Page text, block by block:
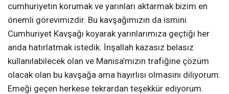
cumhuriyetin korumak ve yarınları aktarmak bizim en
önemli görevimizdir. Bu kavşağımızın da ismini
Cumhuriyet Kavşağı koyarak yarınlarımıza geçtiği her
anda hatırlatmak istedik. İnşallah kazasız belasız
kullanılabilecek olan ve Manisa’mızın trafiğine çözüm
olacak olan bu kavşağa ama hayırlısı olmasını diliyorum.
Emeği geçen herkese tekrardan teşekkür ediyorum.